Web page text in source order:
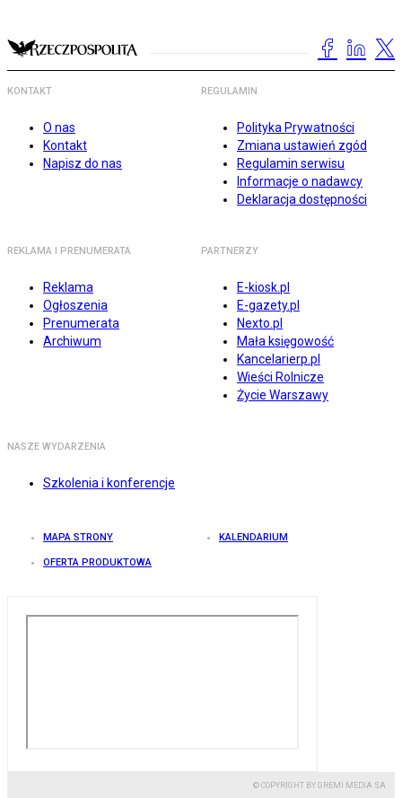
KONTAKT
O nas
Kontakt
Napisz do nas
REGULAMIN
Polityka Prywatności
Zmiana ustawień zgód
Regulamin serwisu
Informacje o nadawcy
Deklaracja dostępności
REKLAMA I PRENUMERATA
Reklama
Ogłoszenia
Prenumerata
Archiwum
PARTNERZY
E-kiosk.pl
E-gazety.pl
Nexto.pl
Mała księgowość
Kancelarierp.pl
Wieści Rolnicze
Życie Warszawy
NASZE WYDARZENIA
Szkolenia i konferencje
MAPA STRONY KALENDARIUM
OFERTA PRODUKTOWA
© COPYRIGHT BY GREMI MEDIA SA